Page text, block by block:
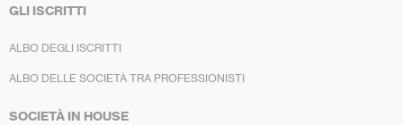
GLI ISCRITTI
ALBO DEGLI ISCRITTI
ALBO DELLE SOCIETÀ TRA PROFESSIONISTI
SOCIETÀ IN HOUSE